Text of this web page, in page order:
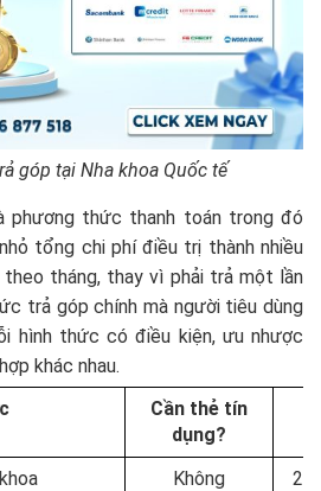
góp tại Nha khoa Quốc tế
phương thức thanh toán trong đó
tổng chi phí điều trị thành nhiều
tháng, thay vì phải trả một lần
trả góp chính mà người tiêu dùng
hình thức có điều kiện, ưu nhược
khác nhau.
Cần thẻ tín
dụng?
Không 2